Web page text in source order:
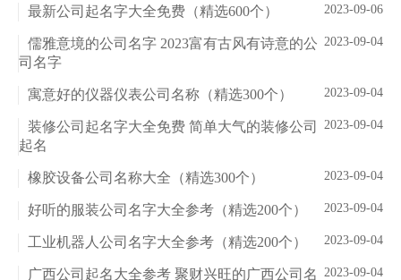
2023-09-06
最新公司起名字大全免费（精选600个）
2023-09-04
儒雅意境的公司名字 2023富有古风有诗意的公
司名字
2023-09-04
寓意好的仪器仪表公司名称（精选300个）
2023-09-04
装修公司起名字大全免费 简单大气的装修公司
起名
2023-09-04
橡胶设备公司名称大全（精选300个）
2023-09-04
好听的服装公司名字大全参考（精选200个）
2023-09-04
工业机器人公司名字大全参考（精选200个）
2023-09-04
广西公司起名大全参考 聚财兴旺的广西公司名